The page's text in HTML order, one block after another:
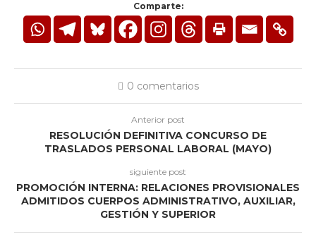
Comparte:
0 comentarios
Anterior post
RESOLUCIÓN DEFINITIVA CONCURSO DE
TRASLADOS PERSONAL LABORAL (MAYO)
siguiente post
PROMOCIÓN INTERNA: RELACIONES PROVISIONALES
ADMITIDOS CUERPOS ADMINISTRATIVO, AUXILIAR,
GESTIÓN Y SUPERIOR